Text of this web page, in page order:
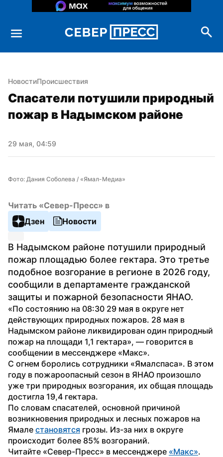
НовостиПроисшествия
Спасатели потушили природный
пожар в Надымском районе
29 мая, 04:59
Фото: Дания Соболева / «Ямал-Медиа»
Читать «Север-Пресс» в
Дзен
Новости
В Надымском районе потушили природный
пожар площадью более гектара. Это третье
подобное возгорание в регионе в 2026 году,
сообщили в департаменте гражданской
защиты и пожарной безопасности ЯНАО.
«По состоянию на 08:30 29 мая в округе нет
действующих природных пожаров. 28 мая в
Надымском районе ликвидирован один природный
пожар на площади 1,1 гектара», — говорится в
сообщении в мессенджере «Макс».
С огнем боролись сотрудники «Ямалспаса». В этом
году в пожароопасный сезон в ЯНАО произошло
уже три природных возгорания, их общая площадь
достигла 19,4 гектара.
По словам спасателей, основной причиной
возникновения природных и лесных пожаров на
Ямале становятся грозы. Из-за них в округе
происходит более 85% возгораний.
Читайте «Север-Пресс» в мессенджере «Макс».